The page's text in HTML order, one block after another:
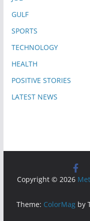
GULF
SPORTS
TECHNOLOGY
HEALTH
POSITIVE STORIES
LATEST NEWS
Copyright © 2026
Theme: ColorMagby